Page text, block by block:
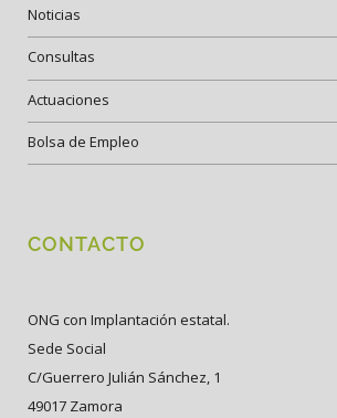
Noticias
Consultas
Actuaciones
Bolsa de Empleo
CONTACTO
ONG con Implantación estatal.
Sede Social
C/Guerrero Julián Sánchez, 1
49017 Zamora